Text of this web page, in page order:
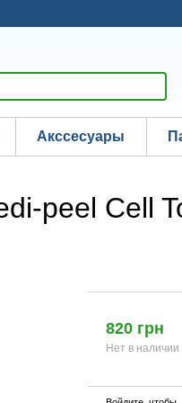
Акссесуары
peel Cell
820 грн
Нет в наличии